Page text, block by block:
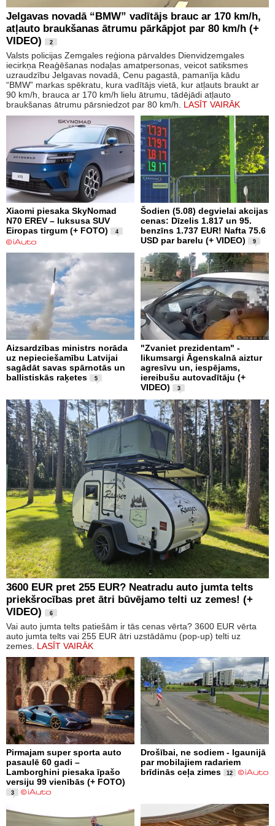
Jelgavas novadā “BMW” vadītājs brauc ar 170 km/h,
atļauto braukšanas ātrumu pārkāpjot par 80 km/h (+
VIDEO)
2
Valsts policijas Zemgales reģiona pārvaldes Dienvidzemgales
iecirkņa Reaģēšanas nodaļas amatpersonas, veicot satiksmes
uzraudzību Jelgavas novadā, Cenu pagastā, pamanīja kādu
“BMW” markas spēkratu, kura vadītājs vietā, kur atļauts braukt ar
90 km/h, brauca ar 170 km/h lielu ātrumu, tādējādi atļauto
braukšanas ātrumu pārsniedzot par 80 km/h. LASĪT VAIRĀK
Xiaomi piesaka SkyNomad
N70 EREV – luksusa SUV
Eiropas tirgum (+ FOTO)
4
Šodien (5.08) degvielai akcijas
cenas: Dīzelis 1.817 un 95.
benzīns 1.737 EUR! Nafta 75.6
USD par barelu (+ VIDEO)
9
Aizsardzības ministrs norāda
uz nepieciešamību Latvijai
sagādāt savas spārnotās un
ballistiskās raķetes
5
"Zvaniet prezidentam" -
likumsargi Āgenskalnā aiztur
agresīvu un, iespējams,
iereibušu autovadītāju (+
VIDEO)
3
3600 EUR pret 255 EUR? Neatradu auto jumta telts
priekšrocības pret ātri būvējamo telti uz zemes! (+
VIDEO)
6
Vai auto jumta telts patiešām ir tās cenas vērta? 3600 EUR vērta
auto jumta telts vai 255 EUR ātri uzstādāmu (pop-up) telti uz
zemes. LASĪT VAIRĀK
Pirmajam super sporta auto
pasaulē 60 gadi –
Lamborghini piesaka īpašo
versiju 99 vienībās (+ FOTO)
3
Drošībai, ne sodiem - Igaunijā
par mobilajiem radariem
brīdinās ceļa zimes
12